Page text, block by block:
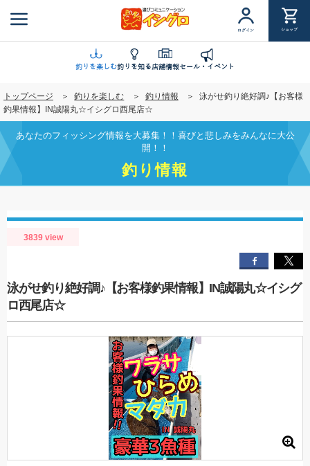
ン
ツ
移
動
ログイン ショップ
釣りを楽しむ釣りを知る店舗情報セール・イベント
トップページ 釣りを楽しむ 釣り情報
泳がせ釣り絶好調♪【お客様
釣果情報】IN誠陽丸☆イシグロ西尾店☆
あなたのフィッシング情報を大募集！！喜びと悲しみをみんなに大公
開！！
釣り情報
3839 view
泳がせ釣り絶好調♪【お客様釣果情報】IN誠陽丸☆イシグ
ロ西尾店☆